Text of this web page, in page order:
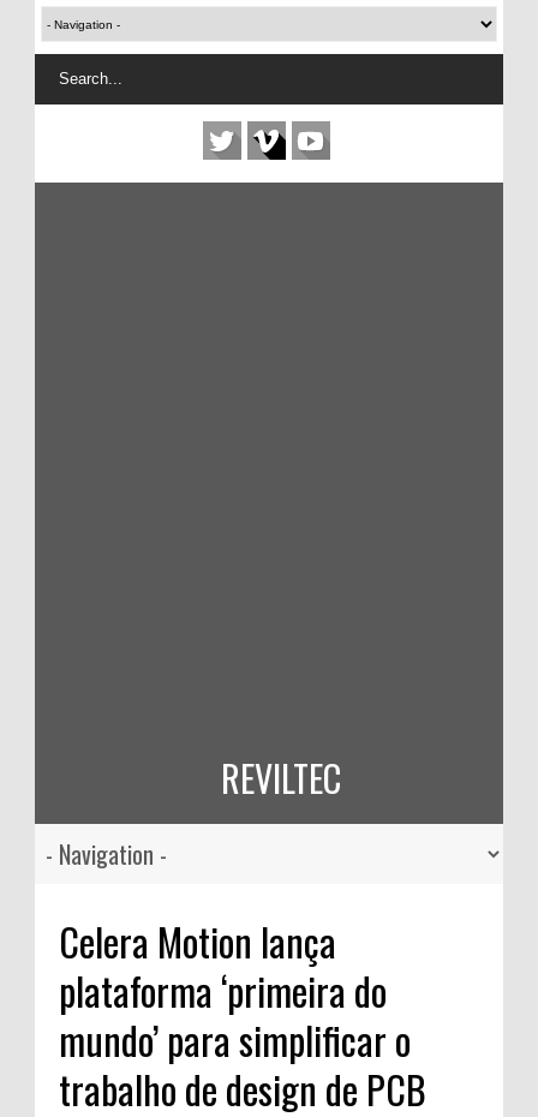
REVILTEC
Celera Motion lança
plataforma ‘primeira do
mundo’ para simplificar o
trabalho de design de PCB